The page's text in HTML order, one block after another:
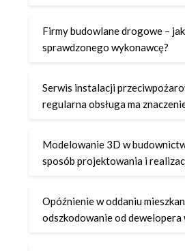
Firmy budowlane drogowe –
sprawdzonego wykonawcę?
Serwis instalacji
regularna obsługa ma
Modelowanie 3D w
sposób projektowania i
Opóźnienie w oddaniu
odszkodowanie od dewelopera